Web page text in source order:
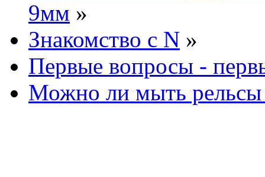
9мм »
Знакомство с N »
Первые вопросы -
Можно ли мыть рельсы